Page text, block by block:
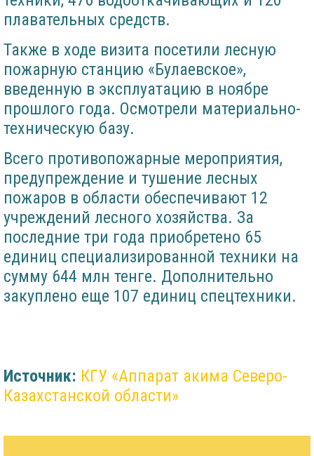
плавательных средств.
Также в ходе визита посетили лесную
пожарную станцию «Булаевское»,
введенную в эксплуатацию в ноябре
прошлого года. Осмотрели материально-
техническую базу.
Всего противопожарные мероприятия,
предупреждение и тушение лесных
пожаров в области обеспечивают 12
учреждений лесного хозяйства. За
последние три года приобретено 65
единиц специализированной техники на
сумму 644 млн тенге. Дополнительно
закуплено еще 107 единиц спецтехники.
Источник: КГУ «Аппарат акима Северо-
Казахстанской области»